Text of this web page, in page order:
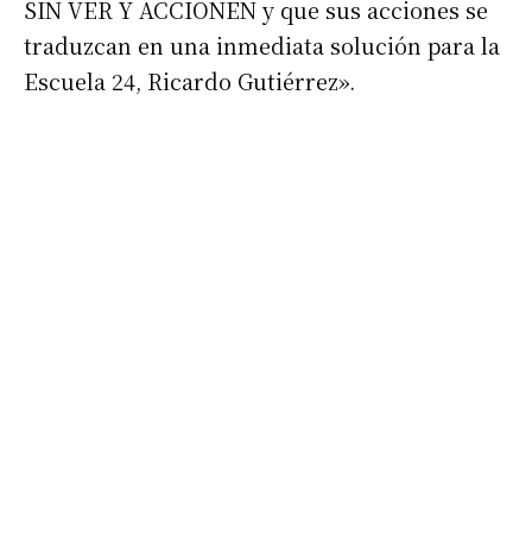
Apellidos
SIN VER Y ACCIONEN y que sus acciones se
traduzcan en una inmediata solución para la
Escuela 24, Ricardo Gutiérrez».